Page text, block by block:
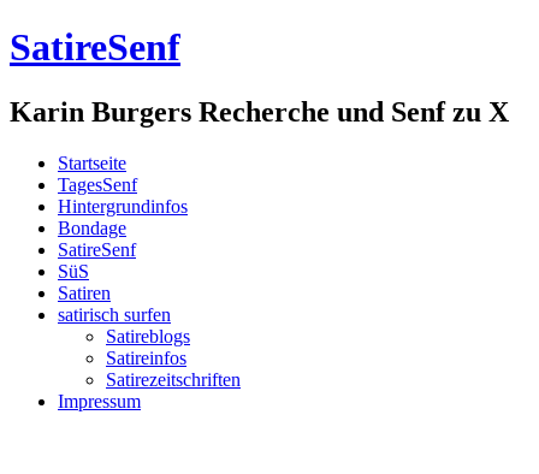
SatireSenf
Karin Burgers Recherche und Senf zu X
Startseite
TagesSenf
Hintergrundinfos
Bondage
SatireSenf
SüS
Satiren
satirisch surfen
Satireblogs
Satireinfos
Satirezeitschriften
Impressum